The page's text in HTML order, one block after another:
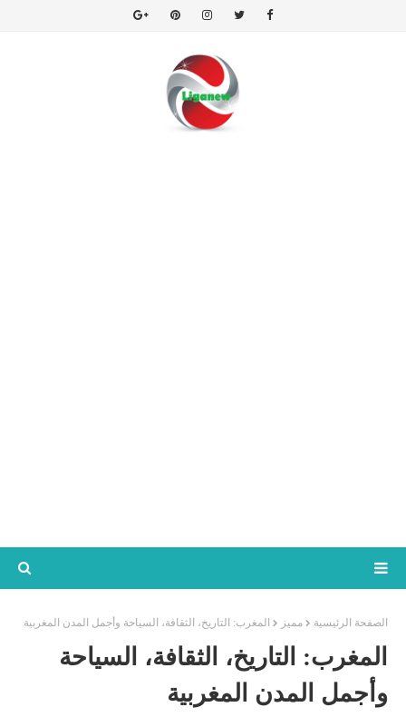
الصفحة الرئيسية مميز المغرب: التاريخ، الثقافة، السياحة وأجمل المدن المغربية
المغرب: التاريخ، الثقافة، السياحة
وأجمل المدن المغربية